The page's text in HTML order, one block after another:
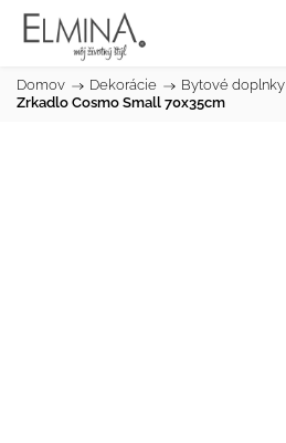
Domov / Dekorácie / Bytové doplnky
Zrkadlo Cosmo Small 70x35cm